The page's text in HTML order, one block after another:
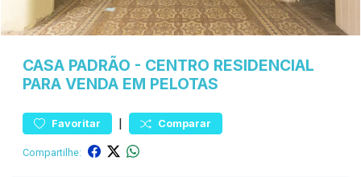
CASA PADRÃO - CENTRO RESIDENCIAL
PARA VENDA EM PELOTAS
Favoritar | Comparar
Compartilhe: